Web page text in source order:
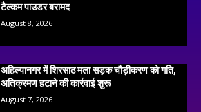
टैल्कम पाउडर बरामद
August 8, 2026
अहिल्यानगर में शिरसाठ मला सड़क चौड़ीकरण को गति,
अतिक्रमण हटाने की कार्रवाई शुरू
August 7, 2026